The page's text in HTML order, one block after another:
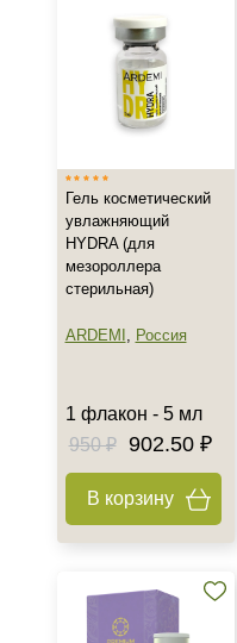
Показать еще
Тип товара
Гель
Биоревитализант
Биорепарант
Класс косметики
Профессиональная
Тип кожи
Все типы кожи
Гель косметический
увлажняющий
HYDRA (для
мезороллера
стерильная)
ARDEMI , Россия
1 флакон - 5 мл
950 ₽
902.50 ₽
В корзину